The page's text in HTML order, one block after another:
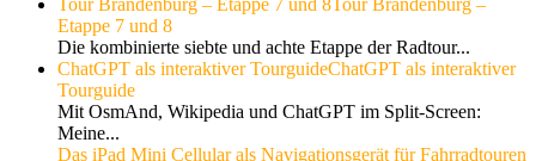
Etappe 7 und 8
Die kombinierte siebte und achte Etappe der Radtour...
ChatGPT als interaktiver TourguideChatGPT als interaktiver
Tourguide
Mit OsmAnd, Wikipedia und ChatGPT im Split-Screen:
Meine...
Das iPad Mini Cellular als Navigationsgerät für Fahrradtouren